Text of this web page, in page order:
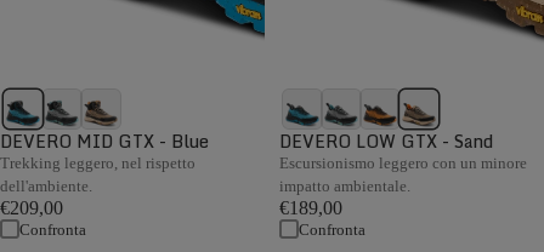
DEVERO MID GTX - Blue
Trekking leggero, nel rispetto
dell'ambiente.
€209,00
Confronta
DEVERO LOW GTX - Sand
Escursionismo leggero con un minore
impatto ambientale.
€189,00
Confronta